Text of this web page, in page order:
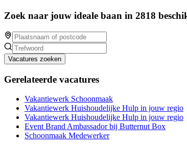
Zoek naar jouw ideale baan in 2818
Vacatures zoeken
Gerelateerde vacatures
Vakantiewerk Schoonmaak
Vakantiewerk Huishoudelijke Hulp in jouw regio
Vakantiewerk Huishoudelijke Hulp in jouw regio
Event Brand Ambassador bij Butternut Box
Schoonmaak Medewerker